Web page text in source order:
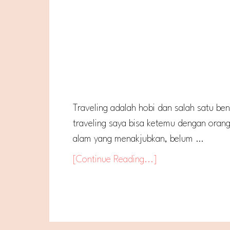
Traveling adalah hobi dan salah satu
traveling saya bisa ketemu dengan
alam yang menakjubkan, belum …
[Continue Reading...]